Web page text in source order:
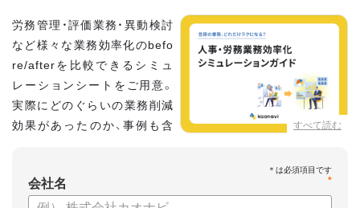
すべて読む
労務管理・評価業務・異動検討
など様々な業務効率化のbefo
re/afterを比較できるシミュ
レーションシートをご用意。
実際にどのぐらいの業務削減
効果があったのか、事例も含
*
会社名